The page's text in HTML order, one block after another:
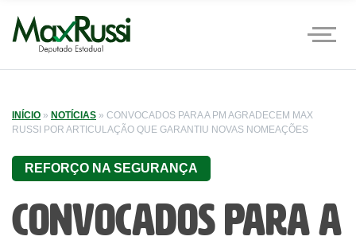
INÍCIO » NOTÍCIAS » CONVOCADOS PARA A PM AGRADECEM MAX
RUSSI POR ARTICULAÇÃO QUE GARANTIU NOVAS NOMEAÇÕES
REFORÇO NA SEGURANÇA
Convocados para a